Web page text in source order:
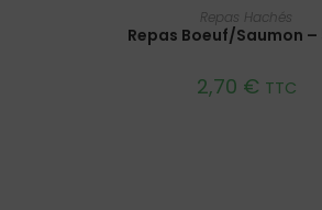
AJOUTER AU PANIER
Repas Hachés
Repas Boeuf/Saumon –
2,70 € TTC